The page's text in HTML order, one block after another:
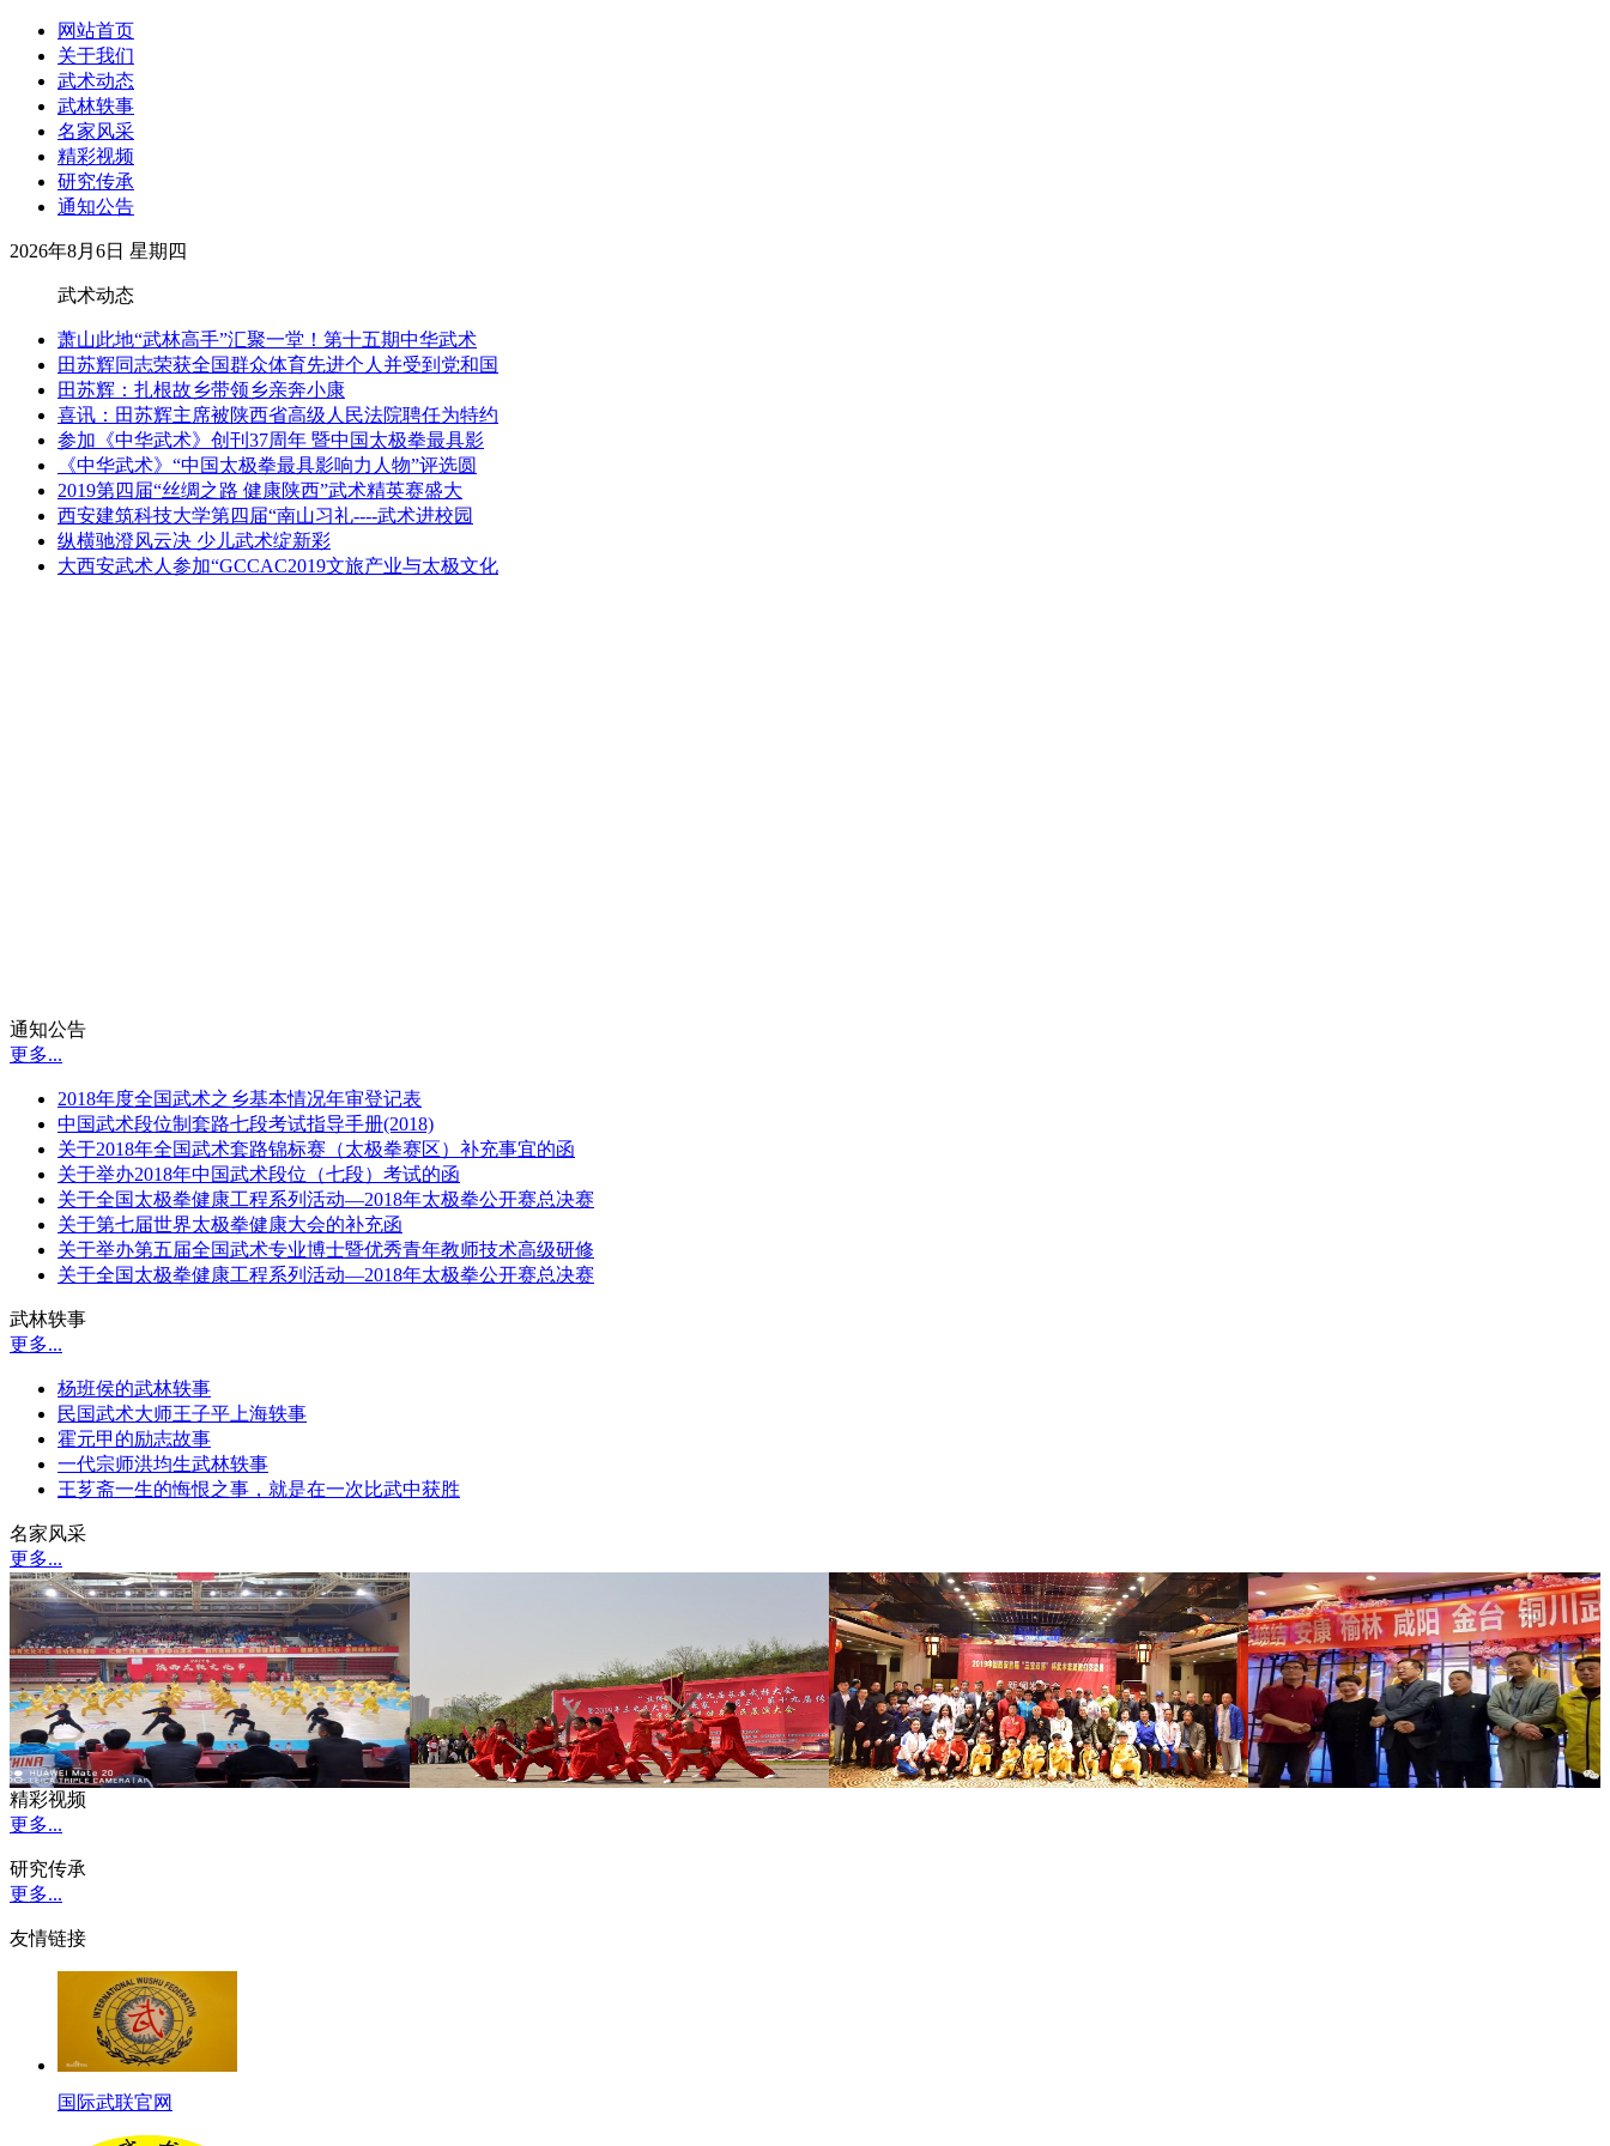
网站首页
关于我们
武术动态
武林轶事
名家风采
精彩视频
研究传承
通知公告
2026年8月6日 星期四
武术动态
萧山此地“武林高手”汇聚一堂！第十五期中华武术
田苏辉同志荣获全国群众体育先进个人并受到党和国
田苏辉：扎根故乡带领乡亲奔小康
喜讯：田苏辉主席被陕西省高级人民法院聘任为特约
参加《中华武术》创刊37周年 暨中国太极拳最具影
《中华武术》“中国太极拳最具影响力人物”评选圆
2019第四届“丝绸之路 健康陕西”武术精英赛盛大
西安建筑科技大学第四届“南山习礼----武术进校园
纵横驰澄风云决 少儿武术绽新彩
大西安武术人参加“GCCAC2019文旅产业与太极文化
通知公告
更多...
2018年度全国武术之乡基本情况年审登记表
中国武术段位制套路七段考试指导手册(2018)
关于2018年全国武术套路锦标赛（太极拳赛区）补充事宜的函
关于举办2018年中国武术段位（七段）考试的函
关于全国太极拳健康工程系列活动—2018年太极拳公开赛总决赛
关于第七届世界太极拳健康大会的补充函
关于举办第五届全国武术专业博士暨优秀青年教师技术高级研修
关于全国太极拳健康工程系列活动—2018年太极拳公开赛总决赛
武林轶事
更多...
杨班侯的武林轶事
民国武术大师王子平上海轶事
霍元甲的励志故事
一代宗师洪均生武林轶事
王芗斋一生的悔恨之事，就是在一次比武中获胜
名家风采
更多...
精彩视频
更多...
研究传承
更多...
友情链接
国际武联官网